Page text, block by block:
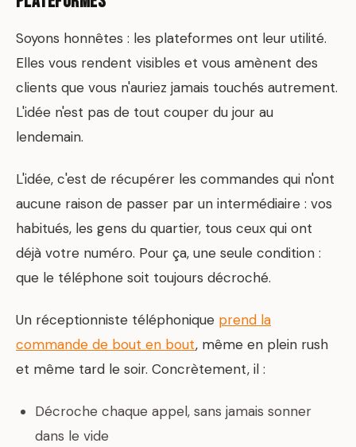
Soyons honnêtes : les plateformes ont leur utilité.
Elles vous rendent visibles et vous amènent des
clients que vous n'auriez jamais touchés autrement.
L'idée n'est pas de tout couper du jour au
lendemain.
L'idée, c'est de récupérer les commandes qui n'ont
aucune raison de passer par un intermédiaire : vos
habitués, les gens du quartier, tous ceux qui ont
déjà votre numéro. Pour ça, une seule condition :
que le téléphone soit toujours décroché.
Un réceptionniste téléphonique prend la
commande de bout en bout, même en plein rush
et même tard le soir. Concrètement, il :
Décroche chaque appel, sans jamais sonner
dans le vide